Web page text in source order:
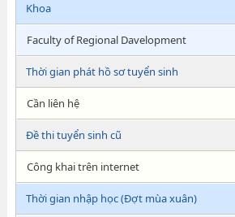
Khoa
Faculty of Regional Davelopment
Thời gian phát hồ sơ tuyển sinh
Cần liên hệ
Đề thi tuyển sinh cũ
Công khai trên internet
Thời gian nhập học (Đợt mùa xuân)